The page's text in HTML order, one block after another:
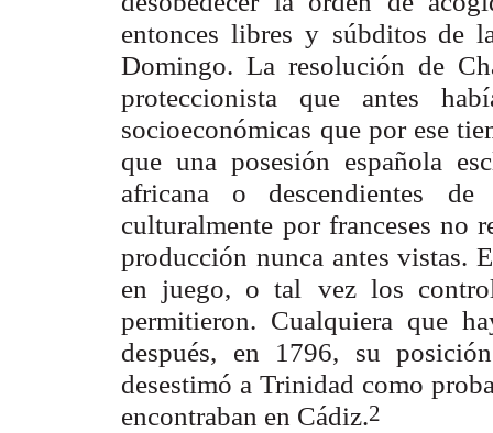
entonces libres y súbditos de
Domingo. La resolución de
proteccionista que antes
socioeconómicas que por ese
que una posesión española
africana o descendientes
de
culturalmente por franceses no
producción nunca antes vistas.
en juego, o tal vez los
permitieron. Cualquiera que
después, en 1796, su
desestimó a Trinidad como
encontraban en Cádiz.2